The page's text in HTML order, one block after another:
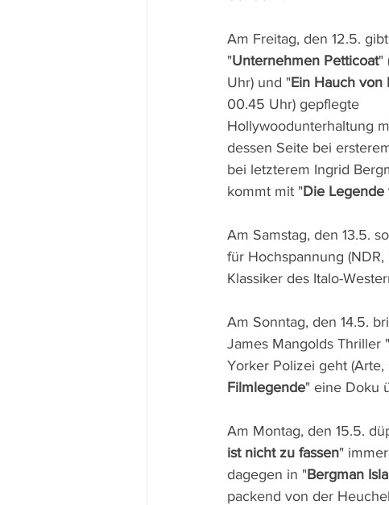
Am Freitag, den 12.5.
"Unternehmen Petticoat"
Uhr) und "Ein Hauch von
00.45 Uhr) gepflegte
Hollywoodunterhaltung
dessen Seite bei
bei letzterem Ingrid
kommt mit "Die Legende
Am Samstag, den 13.5.
für Hochspannung
Klassiker des Italo-
Am Sonntag, den 14.5.
James Mangolds Thriller "
Yorker Polizei geht
Filmlegende" eine Doku
Am Montag, den 15.5.
ist nicht zu fassen"
dagegen in "Bergman
packend von der